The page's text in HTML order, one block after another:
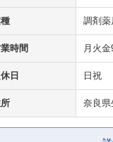
調剤薬
時間 月火
日 日祝
奈良県